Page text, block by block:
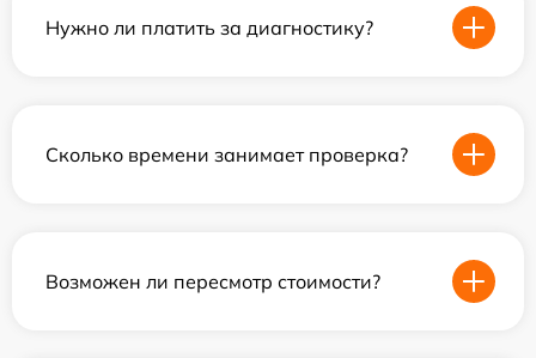
Нужно ли платить за диагностику?
Сколько времени занимает проверка?
Возможен ли пересмотр стоимости?